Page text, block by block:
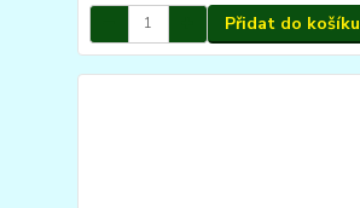
Přidat do košíku